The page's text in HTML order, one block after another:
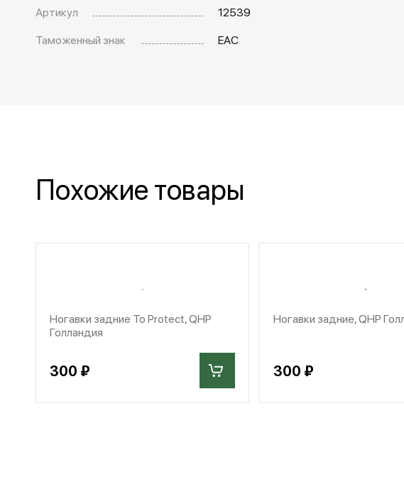
Артикул
12539
Таможенный знак
EAC
Похожие товары
Ногавки задние To Protect, QHP
Голландия
300 ₽
Ногавки задние, QHP
300 ₽